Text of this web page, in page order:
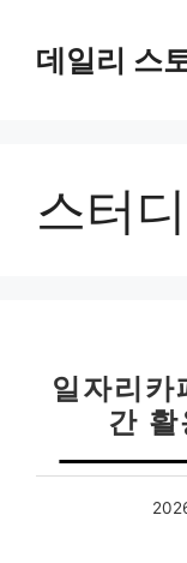
데일리 스
스터
일자리카
간